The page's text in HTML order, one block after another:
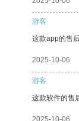
游客
这款app的售
2025-10-06
游客
这款软件的售
2025-10-06